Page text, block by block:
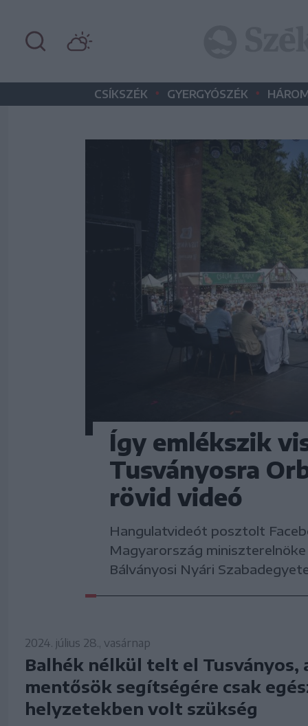
CSÍKSZÉK • GYERGYÓSZÉK •
Így emlékszik
Tusványosra
rövid videó
Hangulatvideót posztolt
Magyarország
Bálványosi Nyári
2024. július 28., vasárnap
Balhék nélkül telt el Tusványos,
mentősök segítségére csak
helyzetekben volt szükség